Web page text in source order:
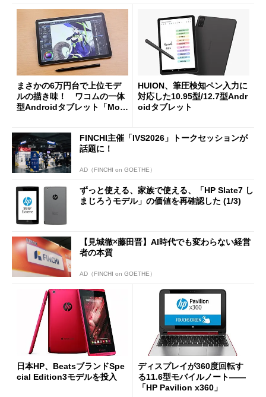
まさかの6万円台で上位モデ
ルの描き味！ ワコムの一体
型Androidタブレット「Movi
HUION、筆圧検知ペン入力に
対応した10.95型/12.7型Andr
oidタブレット
FINCHI主催「IVS2026」トークセッションが
話題に！
AD（FINCHI on GOETHE）
ずっと使える、家族で使える、「HP Slate7 し
まじろうモデル」の価値を再確認した (1/3)
【見城徹×藤田晋】AI時代でも変わらない経営
者の本質
AD（FINCHI on GOETHE）
日本HP、BeatsブランドSpe
cial Edition3モデルを投入
ディスプレイが360度回転す
る11.6型モバイルノート――
「HP Pavilion x360」